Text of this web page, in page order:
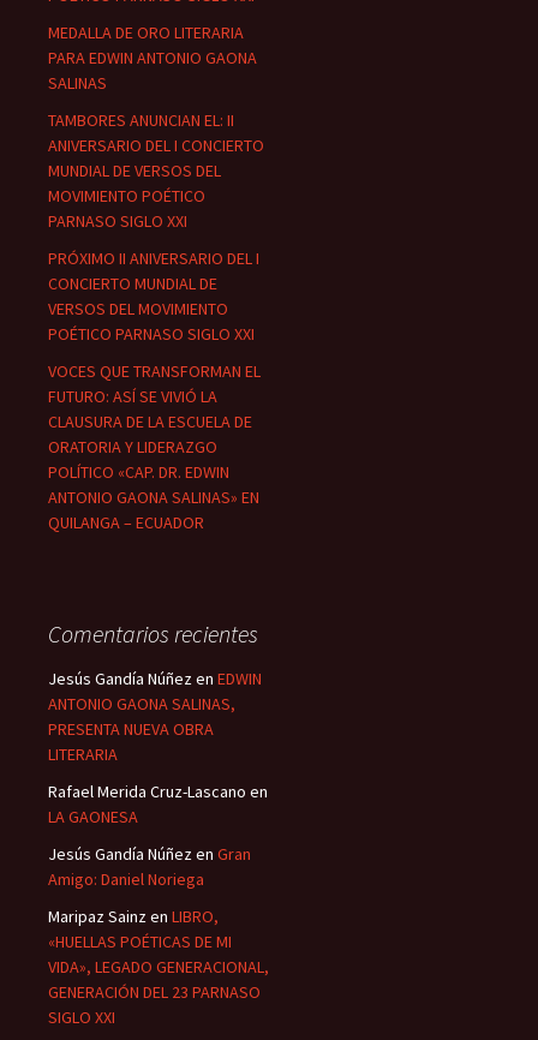
MEDALLA DE ORO LITERARIA
PARA EDWIN ANTONIO GAONA
SALINAS
TAMBORES ANUNCIAN EL: II
ANIVERSARIO DEL I CONCIERTO
MUNDIAL DE VERSOS DEL
MOVIMIENTO POÉTICO
PARNASO SIGLO XXI
PRÓXIMO II ANIVERSARIO DEL I
CONCIERTO MUNDIAL DE
VERSOS DEL MOVIMIENTO
POÉTICO PARNASO SIGLO XXI
VOCES QUE TRANSFORMAN EL
FUTURO: ASÍ SE VIVIÓ LA
CLAUSURA DE LA ESCUELA DE
ORATORIA Y LIDERAZGO
POLÍTICO «CAP. DR. EDWIN
ANTONIO GAONA SALINAS» EN
QUILANGA – ECUADOR
Comentarios recientes
Jesús Gandía Núñezen EDWIN
ANTONIO GAONA SALINAS,
PRESENTA NUEVA OBRA
LITERARIA
Rafael Merida Cruz-Lascano en
LA GAONESA
Jesús Gandía Núñezen Gran
Amigo: Daniel Noriega
Maripaz Sainzen LIBRO,
«HUELLAS POÉTICAS DE MI
VIDA», LEGADO GENERACIONAL,
GENERACIÓN DEL 23 PARNASO
SIGLO XXI